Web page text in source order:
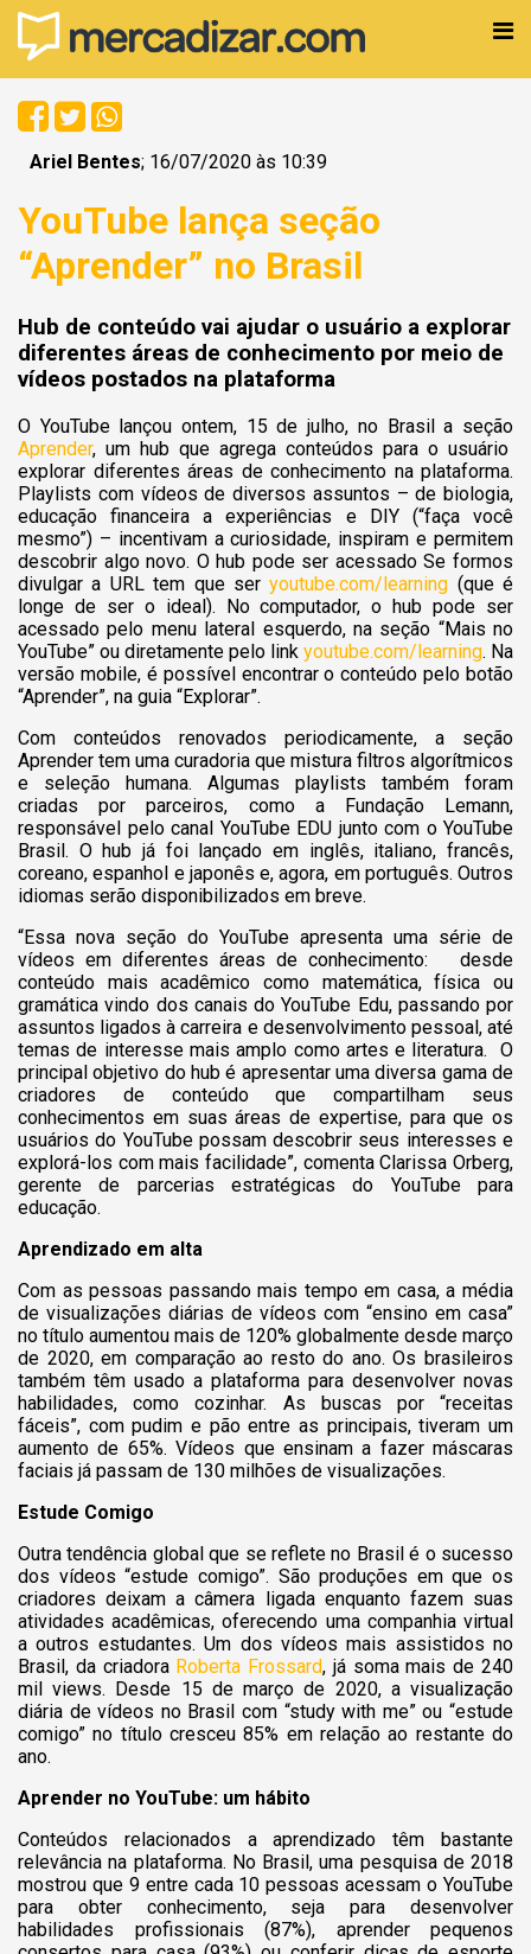
Ariel Bentes; 16/07/2020 às 10:39
YouTube lança seção
“Aprender” no Brasil
Hub de conteúdo vai ajudar o usuário a explorar
diferentes áreas de conhecimento por meio de
vídeos postados na plataforma
O YouTube lançou ontem, 15 de julho, no Brasil a seção
Aprender, um hub que agrega conteúdos para o usuário
explorar diferentes áreas de conhecimento na plataforma.
Playlists com vídeos de diversos assuntos – de biologia,
educação financeira a experiências e DIY (“faça você
mesmo”) – incentivam a curiosidade, inspiram e permitem
descobrir algo novo. O hub pode ser acessado Se formos
divulgar a URL tem que ser youtube.com/learning (que é
longe de ser o ideal). No computador, o hub pode ser
acessado pelo menu lateral esquerdo, na seção “Mais no
YouTube” ou diretamente pelo link youtube.com/learning. Na
versão mobile, é possível encontrar o conteúdo pelo botão
“Aprender”, na guia “Explorar”.
Com conteúdos renovados periodicamente, a seção
Aprender tem uma curadoria que mistura filtros algorítmicos
e seleção humana. Algumas playlists também foram
criadas por parceiros, como a Fundação Lemann,
responsável pelo canal YouTube EDU junto com o YouTube
Brasil. O hub já foi lançado em inglês, italiano, francês,
coreano, espanhol e japonês e, agora, em português. Outros
idiomas serão disponibilizados em breve.
“Essa nova seção do YouTube apresenta uma série de
vídeos em diferentes áreas de conhecimento: desde
conteúdo mais acadêmico como matemática, física ou
gramática vindo dos canais do YouTube Edu, passando por
assuntos ligados à carreira e desenvolvimento pessoal, até
temas de interesse mais amplo como artes e literatura. O
principal objetivo do hub é apresentar uma diversa gama de
criadores de conteúdo que compartilham seus
conhecimentos em suas áreas de expertise, para que os
usuários do YouTube possam descobrir seus interesses e
explorá-los com mais facilidade”, comenta Clarissa Orberg,
gerente de parcerias estratégicas do YouTube para
educação.
Aprendizado em alta
Com as pessoas passando mais tempo em casa, a média
de visualizações diárias de vídeos com “ensino em casa”
no título aumentou mais de 120% globalmente desde março
de 2020, em comparação ao resto do ano. Os brasileiros
também têm usado a plataforma para desenvolver novas
habilidades, como cozinhar. As buscas por “receitas
fáceis”, com pudim e pão entre as principais, tiveram um
aumento de 65%. Vídeos que ensinam a fazer máscaras
faciais já passam de 130 milhões de visualizações.
Estude Comigo
Outra tendência global que se reflete no Brasil é o sucesso
dos vídeos “estude comigo”. São produções em que os
criadores deixam a câmera ligada enquanto fazem suas
atividades acadêmicas, oferecendo uma companhia virtual
a outros estudantes. Um dos vídeos mais assistidos no
Brasil, da criadora Roberta Frossard, já soma mais de 240
mil views. Desde 15 de março de 2020, a visualização
diária de vídeos no Brasil com “study with me” ou “estude
comigo” no título cresceu 85% em relação ao restante do
ano.
Aprender no YouTube: um hábito
Conteúdos relacionados a aprendizado têm bastante
relevância na plataforma. No Brasil, uma pesquisa de 2018
mostrou que 9 entre cada 10 pessoas acessam o YouTube
para obter conhecimento, seja para desenvolver
habilidades profissionais (87%), aprender pequenos